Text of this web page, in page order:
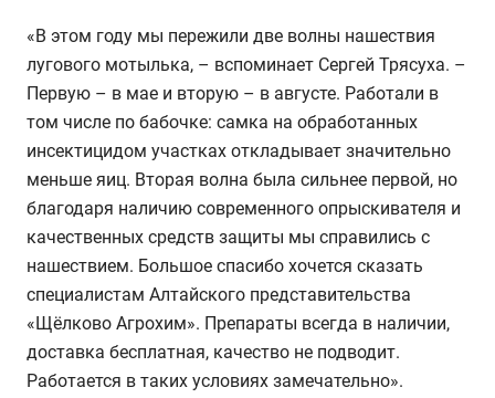
«В этом году мы пережили две волны нашествия
лугового мотылька, – вспоминает Сергей Трясуха. –
Первую – в мае и вторую – в августе. Работали в
том числе по бабочке: самка на обработанных
инсектицидом участках откладывает значительно
меньше яиц. Вторая волна была сильнее первой, но
благодаря наличию современного опрыскивателя и
качественных средств защиты мы справились с
нашествием. Большое спасибо хочется сказать
специалистам Алтайского представительства
«Щёлково Агрохим». Препараты всегда в наличии,
доставка бесплатная, качество не подводит.
Работается в таких условиях замечательно».